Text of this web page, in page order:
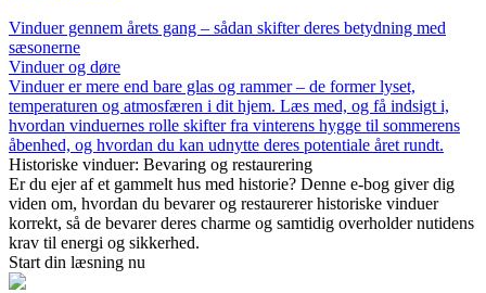
Vinduer gennem årets gang – sådan skifter deres betydning med
sæsonerne
Vinduer og døre
Vinduer er mere end bare glas og rammer – de former lyset,
temperaturen og atmosfæren i dit hjem. Læs med, og få indsigt i,
hvordan vinduernes rolle skifter fra vinterens hygge til sommerens
åbenhed, og hvordan du kan udnytte deres potentiale året rundt.
Historiske vinduer: Bevaring og restaurering
Er du ejer af et gammelt hus med historie? Denne e-bog giver dig
viden om, hvordan du bevarer og restaurerer historiske vinduer
korrekt, så de bevarer deres charme og samtidig overholder nutidens
krav til energi og sikkerhed.
Start din læsning nu